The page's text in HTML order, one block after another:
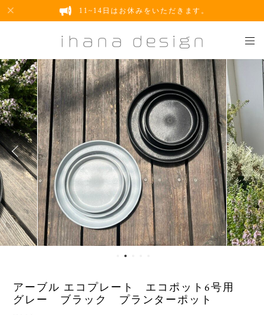
11~14日はお休みをいただきます。
アーブル エコプレート エコポット6号用
グレー ブラック プランターポット